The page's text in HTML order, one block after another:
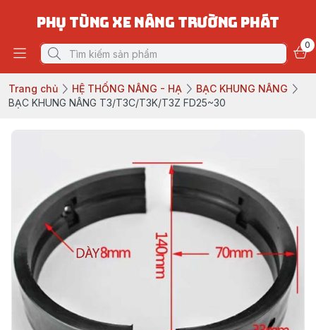
PHỤ TÙNG XE NÂNG TRƯỜNG PHÁT
0
Trang chủ HỆ THỐNG NÂNG - HẠ
BẠC KHUNG NÂNG
BẠC KHUNG NÂNG T3/T3C/T3K/T3Z FD25~30